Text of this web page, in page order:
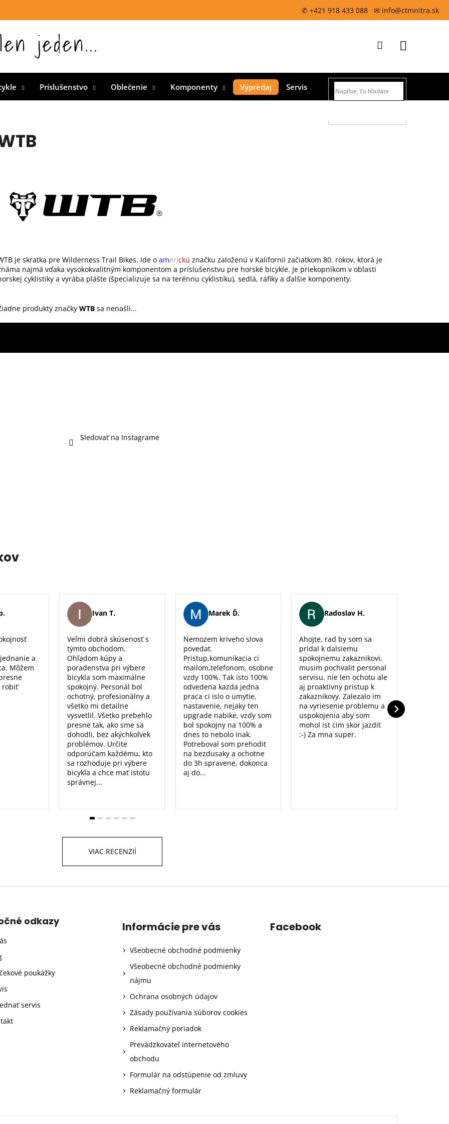
✆ +421 918 433 088 ✉ info@ctmnitra.sk
jeden...
Príslušenstvo Oblečenie Komponenty Výpredaj Servis
Prihlásenie
košík
je skratka pre Wilderness Trail Bikes. Ide o americkú značku založenú v Kalifornii začiatkom 80. rokov, ktorá je
najmä vďaka vysokokvalitným komponentom a príslušenstvu pre horské bicykle. Je priekopníkom v oblasti
cyklistiky a vyrába plášte (špecializuje sa na terénnu cyklistiku), sedlá, ráfiky a ďalšie komponenty.
produkty značky WTB sa nenašli...
Sledovať na Instagrame
a
Môžem
robiť
Ivan T.
Veľmi dobrá skúsenosť s
týmto obchodom.
Ohľadom kúpy a
poradenstva pri výbere
bicykla som maximálne
spokojný. Personál bol
ochotný, profesionálny a
všetko mi detailne
vysvetlil. Všetko prebehlo
presne tak, ako sme sa
dohodli, bez akýchkoľvek
problémov. Určite
odporúčam každému, kto
sa rozhoduje pri výbere
bicykla a chce mať istotu
správnej...
Marek Ď.
Nemozem kriveho slova
povedat.
Pristup,komunikacia ci
mailom,telefonom, osobne
vzdy 100%. Tak isto 100%
odvedena kazda jedna
praca ci islo o umytie,
nastavenie, nejaky ten
upgrade nabike, vzdy som
bol spokojny na 100% a
dnes to nebolo inak.
Potreboval som prehodit
na bezdusaky a ochotne
do 3h spravene, dokonca
aj do...
Radoslav H.
Ahojte, rad by som sa
pridal k dalsiemu
spokojnemu zakaznikovi,
musim pochvalit personal
servisu, nie len ochotu ale
aj proaktivny pristup k
zakaznikovy. Zalezalo im
na vyriesenie problemu a
uspokojenia aby som
mohol ist cim skor jazdit
:-) Za mna super.
VIAC RECENZIÍ
odkazy
poukážky
servis
Informácie pre vás
Všeobecné obchodné podmienky
Všeobecné obchodné podmienky
nájmu
Ochrana osobných údajov
Zásady používania súborov cookies
Reklamačný poriadok
Prevádzkovateľ internetového
obchodu
Formulár na odstúpenie od zmluvy
Reklamačný formulár
Facebook